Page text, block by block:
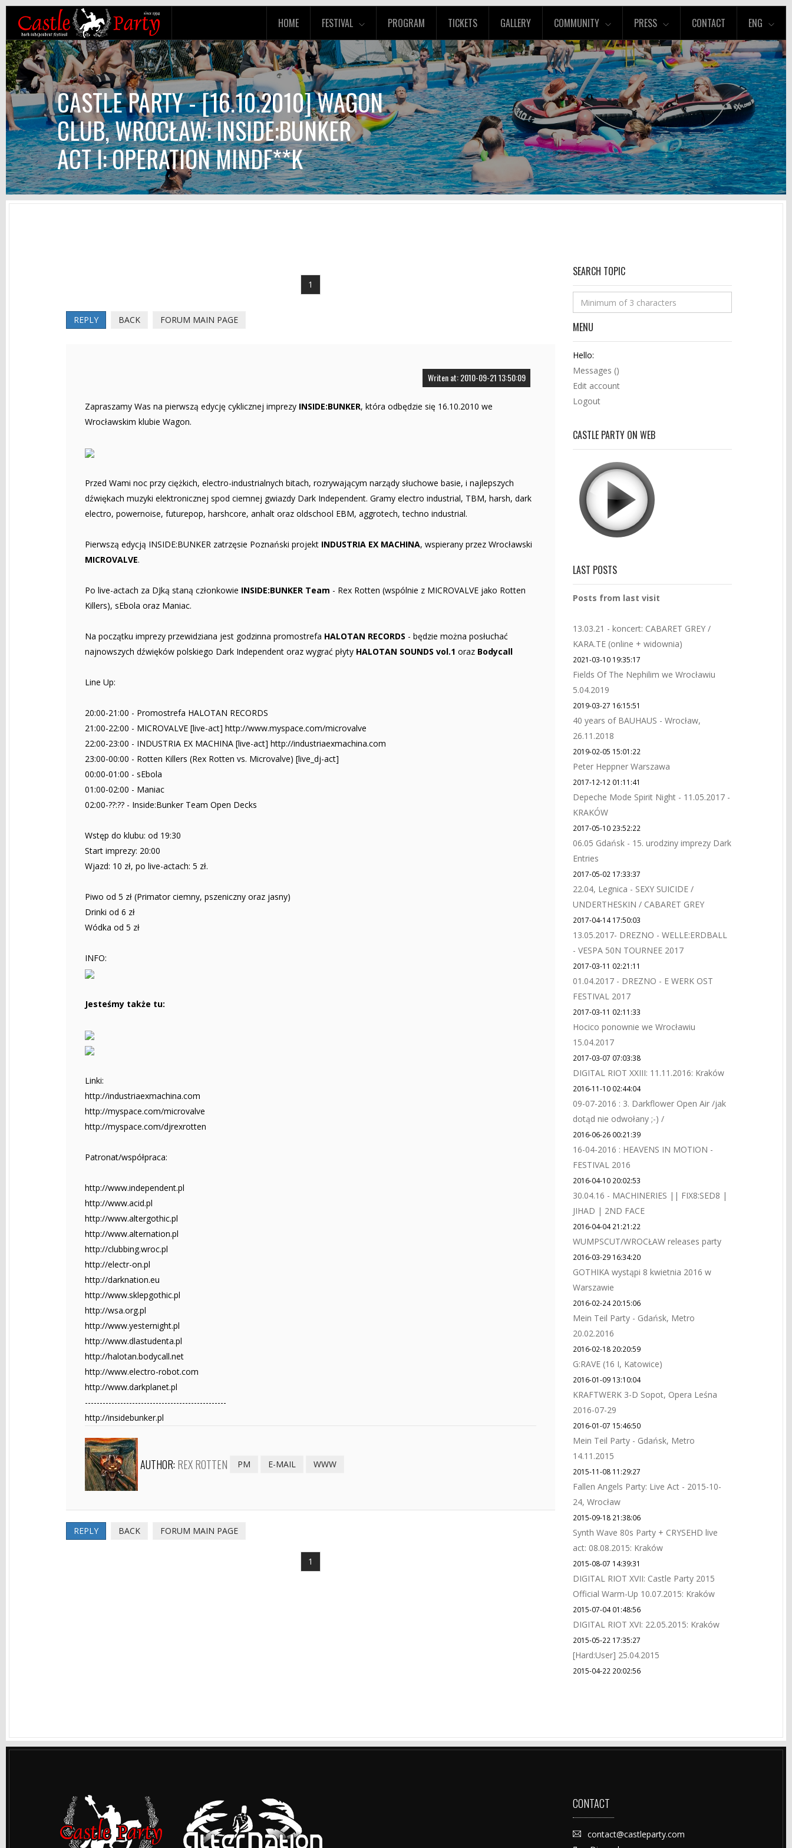
HOME FESTIVAL PROGRAM TICKETS GALLERY COMMUNITY PRESS CONTACT ENG
CASTLE PARTY - [16.10.2010] WAGON
CLUB, WROCŁAW: INSIDE:BUNKER
ACT I: OPERATION MINDF**K
1
REPLY BACK FORUM MAIN PAGE
Writen at: 2010-09-21 13:50:09
Zapraszamy Was na pierwszą edycję cyklicznej imprezy INSIDE:BUNKER, która odbędzie się 16.10.2010 we
Wrocławskim klubie Wagon.
Przed Wami noc przy ciężkich, electro-industrialnych bitach, rozrywającym narządy słuchowe basie, i najlepszych
dźwiękach muzyki elektronicznej spod ciemnej gwiazdy Dark Independent. Gramy electro industrial, TBM, harsh, dark
electro, powernoise, futurepop, harshcore, anhalt oraz oldschool EBM, aggrotech, techno industrial.
Pierwszą edycją INSIDE:BUNKER zatrzęsie Poznański projekt INDUSTRIA EX MACHINA, wspierany przez Wrocławski
MICROVALVE.
Po live-actach za DJką staną członkowie INSIDE:BUNKER Team - Rex Rotten (wspólnie z MICROVALVE jako Rotten
Killers), sEbola oraz Maniac.
Na początku imprezy przewidziana jest godzinna promostrefa HALOTAN RECORDS - będzie można posłuchać
najnowszych dźwięków polskiego Dark Independent oraz wygrać płyty HALOTAN SOUNDS vol.1 oraz Bodycall
Line Up:
20:00-21:00 - Promostrefa HALOTAN RECORDS
21:00-22:00 - MICROVALVE [live-act] http://www.myspace.com/microvalve
22:00-23:00 - INDUSTRIA EX MACHINA [live-act] http://industriaexmachina.com
23:00-00:00 - Rotten Killers (Rex Rotten vs. Microvalve) [live_dj-act]
00:00-01:00 - sEbola
01:00-02:00 - Maniac
02:00-??:?? - Inside:Bunker Team Open Decks
Wstęp do klubu: od 19:30
Start imprezy: 20:00
Wjazd: 10 zł, po live-actach: 5 zł.
Piwo od 5 zł (Primator ciemny, pszeniczny oraz jasny)
Drinki od 6 zł
Wódka od 5 zł
INFO:
Jesteśmy także tu:
Linki:
http://industriaexmachina.com
http://myspace.com/microvalve
http://myspace.com/djrexrotten
Patronat/współpraca:
http://www.independent.pl
http://www.acid.pl
http://www.altergothic.pl
http://www.alternation.pl
http://clubbing.wroc.pl
http://electr-on.pl
http://darknation.eu
http://www.sklepgothic.pl
http://wsa.org.pl
http://www.yesternight.pl
http://www.dlastudenta.pl
http://halotan.bodycall.net
http://www.electro-robot.com
http://www.darkplanet.pl
------------------------------------------------
http://insidebunker.pl
AUTHOR: REX ROTTEN PM E-MAIL WWW
REPLY BACK FORUM MAIN PAGE
1
SEARCH TOPIC
MENU
Hello:
Messages ()
Edit account
Logout
CASTLE PARTY ON WEB
LAST POSTS
Posts from last visit
13.03.21 - koncert: CABARET GREY /
KARA.TE (online + widownia)
2021-03-10 19:35:17
Fields Of The Nephilim we Wrocławiu
5.04.2019
2019-03-27 16:15:51
40 years of BAUHAUS - Wrocław,
26.11.2018
2019-02-05 15:01:22
Peter Heppner Warszawa
2017-12-12 01:11:41
Depeche Mode Spirit Night - 11.05.2017 -
KRAKÓW
2017-05-10 23:52:22
06.05 Gdańsk - 15. urodziny imprezy Dark
Entries
2017-05-02 17:33:37
22.04, Legnica - SEXY SUICIDE /
UNDERTHESKIN / CABARET GREY
2017-04-14 17:50:03
13.05.2017- DREZNO - WELLE:ERDBALL
- VESPA 50N TOURNEE 2017
2017-03-11 02:21:11
01.04.2017 - DREZNO - E WERK OST
FESTIVAL 2017
2017-03-11 02:11:33
Hocico ponownie we Wrocławiu
15.04.2017
2017-03-07 07:03:38
DIGITAL RIOT XXIII: 11.11.2016: Kraków
2016-11-10 02:44:04
09-07-2016 : 3. Darkflower Open Air /jak
dotąd nie odwołany ;-) /
2016-06-26 00:21:39
16-04-2016 : HEAVENS IN MOTION -
FESTIVAL 2016
2016-04-10 20:02:53
30.04.16 - MACHINERIES || FIX8:SED8 |
JIHAD | 2ND FACE
2016-04-04 21:21:22
WUMPSCUT/WROCŁAW releases party
2016-03-29 16:34:20
GOTHIKA wystąpi 8 kwietnia 2016 w
Warszawie
2016-02-24 20:15:06
Mein Teil Party - Gdańsk, Metro
20.02.2016
2016-02-18 20:20:59
G:RAVE (16 I, Katowice)
2016-01-09 13:10:04
KRAFTWERK 3-D Sopot, Opera Leśna
2016-07-29
2016-01-07 15:46:50
Mein Teil Party - Gdańsk, Metro
14.11.2015
2015-11-08 11:29:27
Fallen Angels Party: Live Act - 2015-10-
24, Wrocław
2015-09-18 21:38:06
Synth Wave 80s Party + CRYSEHD live
act: 08.08.2015: Kraków
2015-08-07 14:39:31
DIGITAL RIOT XVII: Castle Party 2015
Official Warm-Up 10.07.2015: Kraków
2015-07-04 01:48:56
DIGITAL RIOT XVI: 22.05.2015: Kraków
2015-05-22 17:35:27
[Hard:User] 25.04.2015
2015-04-22 20:02:56
CONTACT
contact@castleparty.com